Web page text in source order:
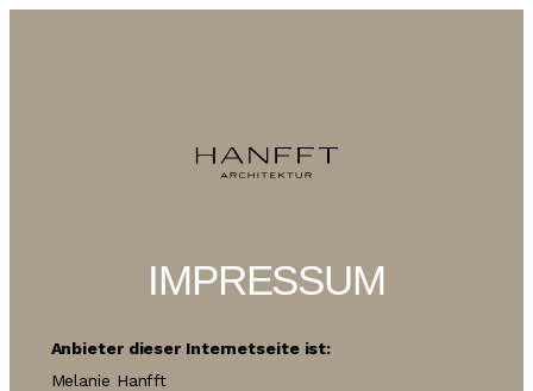
IMPRESSUM
Anbieter dieser Internetseite ist:
Melanie Hanfft